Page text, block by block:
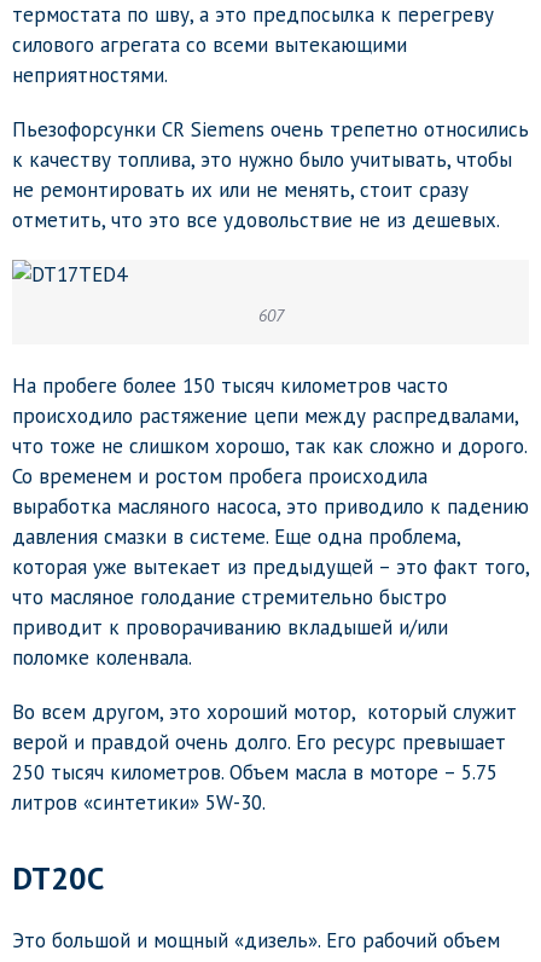
термостата по шву, а это предпосылка к перегреву
силового агрегата со всеми вытекающими
неприятностями.
Пьезофорсунки CR Siemens очень трепетно относились
к качеству топлива, это нужно было учитывать, чтобы
не ремонтировать их или не менять, стоит сразу
отметить, что это все удовольствие не из дешевых.
607
На пробеге более 150 тысяч километров часто
происходило растяжение цепи между распредвалами,
что тоже не слишком хорошо, так как сложно и дорого.
Со временем и ростом пробега происходила
выработка масляного насоса, это приводило к падению
давления смазки в системе. Еще одна проблема,
которая уже вытекает из предыдущей – это факт того,
что масляное голодание стремительно быстро
приводит к проворачиванию вкладышей и/или
поломке коленвала.
Во всем другом, это хороший мотор, который служит
верой и правдой очень долго. Его ресурс превышает
250 тысяч километров. Объем масла в моторе – 5.75
литров «синтетики» 5W-30.
DT20C
Это большой и мощный «дизель». Его рабочий объем